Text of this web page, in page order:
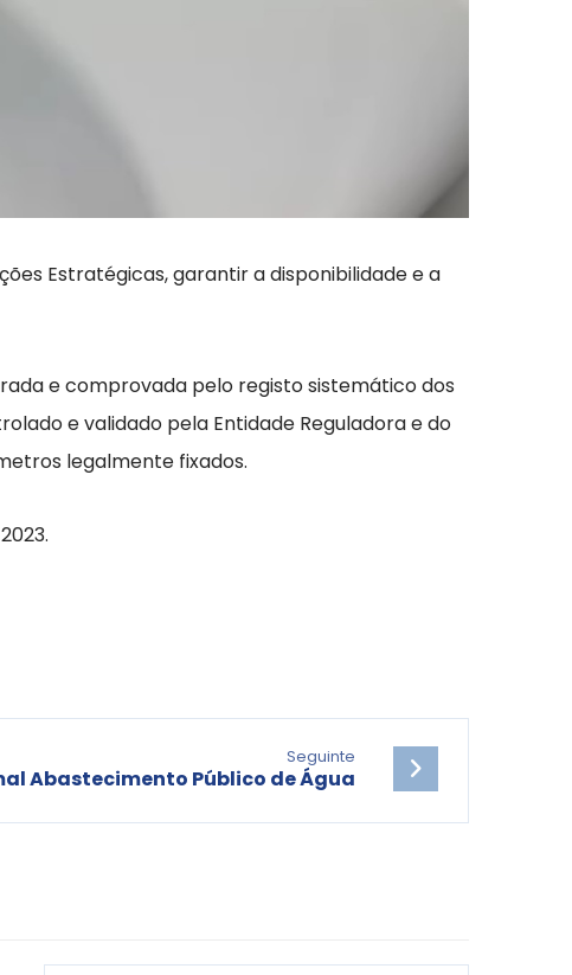
Estratégicas, garantir a disponibilidade e a
e comprovada pelo registo sistemático dos
e validado pela Entidade Reguladora e do
legalmente fixados.
Seguinte
Abastecimento Público de Água